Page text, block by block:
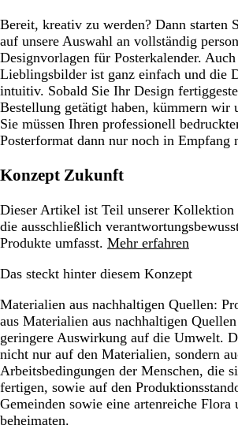
Bereit, kreativ zu werden? Dann starten
auf unsere Auswahl an vollständig
Designvorlagen für Posterkalender.
Lieblingsbilder ist ganz einfach und die
intuitiv. Sobald Sie Ihr Design
Bestellung getätigt haben, kümmern wir
Sie müssen Ihren professionell
Posterformat dann nur noch in Empfang
Konzept Zukunft
Dieser Artikel ist Teil unserer
die ausschließlich
Produkte umfasst. Mehr erfahren
Das steckt hinter diesem Konzept
Materialien aus nachhaltigen Quellen:
aus Materialien aus nachhaltigen
geringere Auswirkung auf die Umwelt.
nicht nur auf den Materialien, sondern
Arbeitsbedingungen der Menschen, die
fertigen, sowie auf den
Gemeinden sowie eine artenreiche Flora
beheimaten.